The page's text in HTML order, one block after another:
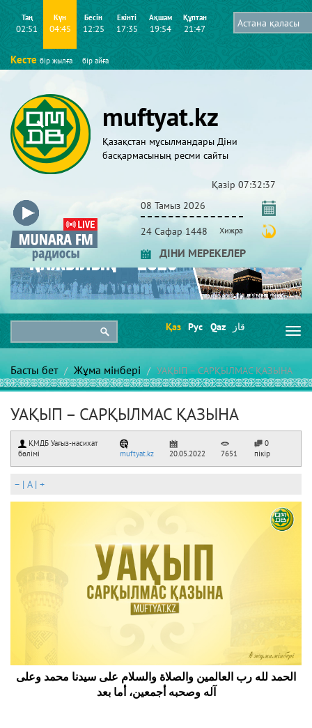
Таң
02:51
Күн
04:45
Бесін
12:25
Екінті
17:35
Ақшам
19:54
Құптан
21:47
Кесте бір жылға бір айға
muftyat.kz
Қазақстан мұсылмандары Діни
басқармасының ресми сайты
Қазір 07:32:38
08 Тамыз 2026
24 Сафар 1448 Хижра
ДІНИ МЕРЕКЕЛЕР
Қаз Рус Qaz قاز
Басты бет Жұма мінбері УАҚЫП – САРҚЫЛМАС ҚАЗЫНА
УАҚЫП – САРҚЫЛМАС ҚАЗЫНА
ҚМДБ Уағыз-насихат
бөлімі
muftyat.kz 20.05.2022 7651
0
пікір
– | A| +
الحمد لله رب العالمين والصلاة والسلام على سيدنا محمد وعلى
آله وصحبه أجمعين، أما بعد